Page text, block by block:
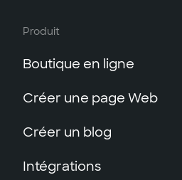
Produit
Boutique en ligne
Créer une page Web
Créer un blog
Intégrations